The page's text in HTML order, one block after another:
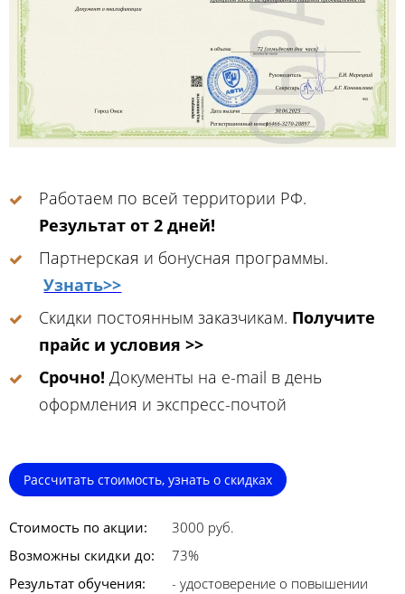
Работаем по всей территории РФ.
Результат от 2 дней!
Партнерская и бонусная программы.
Узнать>>
Скидки постоянным заказчикам. Получите
прайс и условия >>
Срочно! Документы на e-mail в день
оформления и экспресс-почтой
Рассчитать стоимость, узнать о скидках
Стоимость по акции:
3000 руб.
Возможны скидки до:
73%
Результат обучения:
- удостоверение о повышении